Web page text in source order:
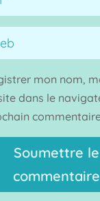
mon nom,
dans le
Soumettre le
commentaire